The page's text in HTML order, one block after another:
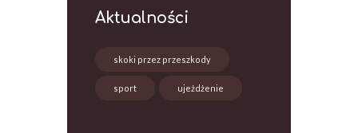
Aktualności
skoki przez przeszkody
sport ujeżdżenie